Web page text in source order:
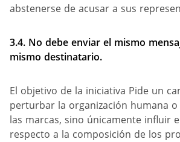
abstenerse de acusar a sus
3.4. No debe enviar el mismo
mismo destinatario.
El objetivo de la iniciativa Pide un
perturbar la organización humana
las marcas, sino únicamente influir
respecto a la composición de los